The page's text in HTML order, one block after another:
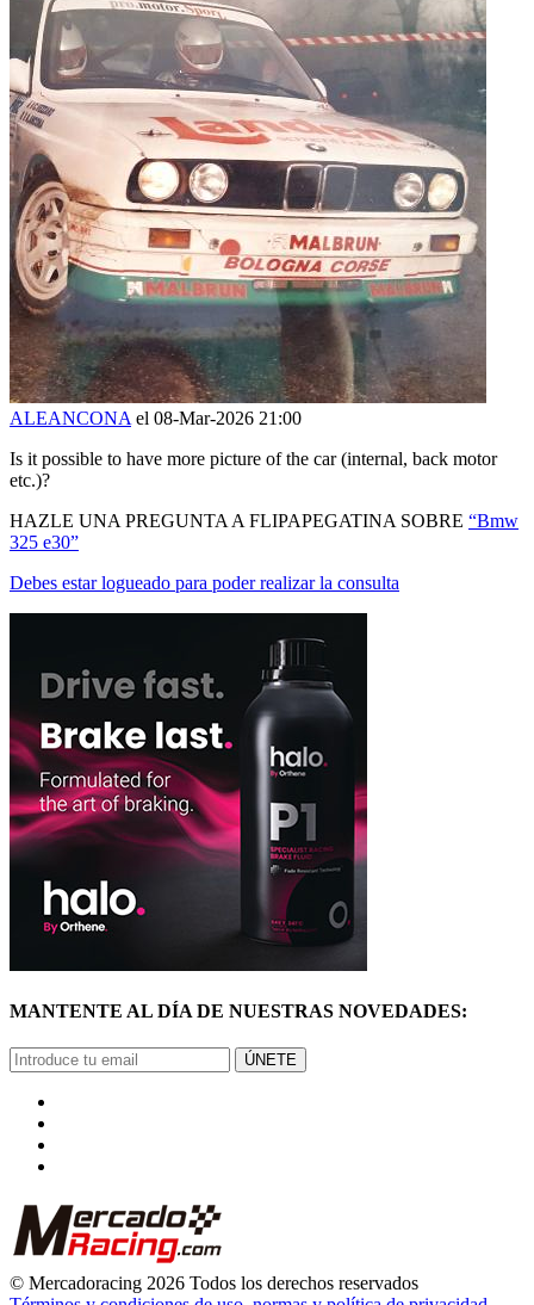
ALEANCONA el 08-Mar-2026 21:00
Is it possible to have more picture of the car (internal, back motor
etc.)?
HAZLE UNA PREGUNTA A FLIPAPEGATINA SOBRE “Bmw
325 e30”
Debes estar logueado para poder realizar la consulta
MANTENTE AL DÍA DE NUESTRAS NOVEDADES:
ÚNETE
© Mercadoracing 2026 Todos los derechos reservados